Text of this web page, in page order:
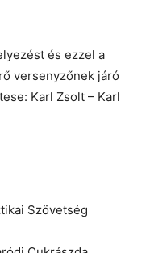
és ezzel a
versenyzőnek járó
Karl Zsolt – Karl
Szövetség